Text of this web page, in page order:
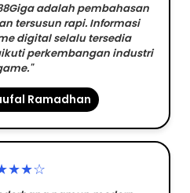
adalah pembahasan
tersusun rapi. Informasi
digital selalu tersedia
perkembangan industri
Ramadhan